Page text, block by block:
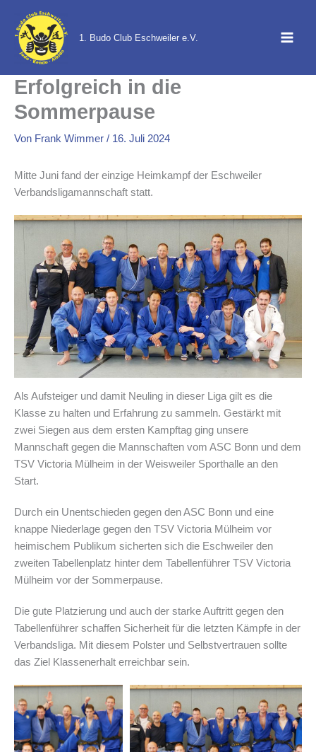
Inhalt
springen
1. Budo Club Eschweiler e.V.
Erfolgreich in die
Sommerpause
Von Frank Wimmer / 16. Juli 2024
Mitte Juni fand der einzige Heimkampf der Eschweiler
Verbandsligamannschaft statt.
Als Aufsteiger und damit Neuling in dieser Liga gilt es die
Klasse zu halten und Erfahrung zu sammeln. Gestärkt mit
zwei Siegen aus dem ersten Kampftag ging unsere
Mannschaft gegen die Mannschaften vom ASC Bonn und dem
TSV Victoria Mülheim in der Weisweiler Sporthalle an den
Start.
Durch ein Unentschieden gegen den ASC Bonn und eine
knappe Niederlage gegen den TSV Victoria Mülheim vor
heimischem Publikum sicherten sich die Eschweiler den
zweiten Tabellenplatz hinter dem Tabellenführer TSV Victoria
Mülheim vor der Sommerpause.
Die gute Platzierung und auch der starke Auftritt gegen den
Tabellenführer schaffen Sicherheit für die letzten Kämpfe in der
Verbandsliga. Mit diesem Polster und Selbstvertrauen sollte
das Ziel Klassenerhalt erreichbar sein.